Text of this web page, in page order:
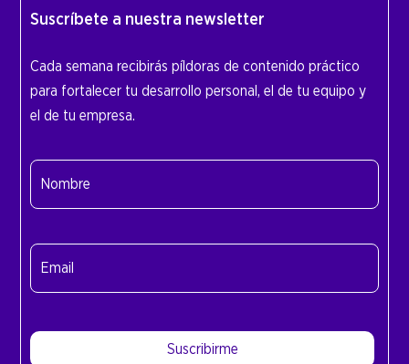
Suscríbete a nuestra newsletter
Cada semana recibirás píldoras de contenido práctico
para fortalecer tu desarrollo personal, el de tu equipo y
el de tu empresa.
Nombre
(Obligatorio)
Email
(Obligatorio)
Suscribirme